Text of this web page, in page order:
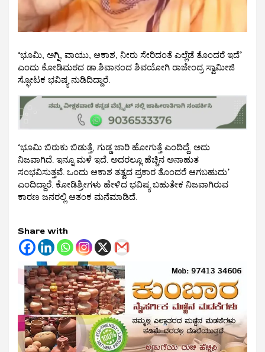
‘ಭೂಮಿ, ಅಗ್ನಿ, ವಾಯು, ಆಕಾಶ, ನೀರು ಸೇರಿದಂತೆ ಎಲ್ಲೆಡೆ ತೊಂದರೆ ಇದೆ’
ಎಂದು ಕೋಡಿಮಠದ ಡಾ.ಶಿವಾನಂದ ಶಿವಯೋಗಿ ರಾಜೇಂದ್ರ ಸ್ವಾಮೀಜಿ
ಸ್ಫೋಟಕ ಭವಿಷ್ಯ ನುಡಿದಿದ್ದಾರೆ.
‘ಭೂಮಿ ಬಿರುಕು ಬಿಡುತ್ತೆ, ಗುಡ್ಡ ಜಾರಿ ಹೋಗುತ್ತೆ ಎಂದಿದ್ದೆ. ಅದು
ನಿಜವಾಗಿದೆ. ಇನ್ನೂ ಮಳೆ ಇದೆ. ಅದರಲ್ಲೂ ಹೆಚ್ಚಿನ ಅನಾಹುತ
ಸಂಭವಿಸುತ್ತವೆ. ಒಂದು ಆಕಾಶ ತತ್ವದ ಪ್ರಕಾರ ತೊಂದರೆ ಆಗಬಹುದು’
ಎಂದಿದ್ದಾರೆ. ಕೋಡಿಶ್ರೀಗಳು ಹೇಳಿದ ಭವಿಷ್ಯ ಬಹುತೇಕ ನಿಜವಾಗಿರುವ
ಕಾರಣ ಜನರಲ್ಲಿ ಆತಂಕ ಮನೆಮಾಡಿದೆ.
Share with